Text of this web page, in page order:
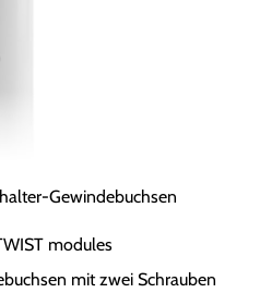
Gewindebuchsen
modules
mit zwei Schrauben